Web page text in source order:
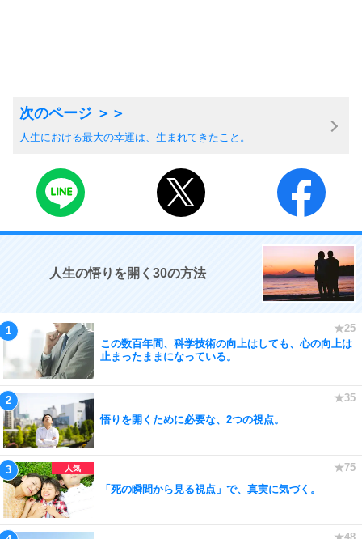
人生における最大の幸運は、生まれてきたこと。
人生の悟りを開く30の方法
この数百年間、科学技術の向上はしても、心の向上は
止まったままになっている。
悟りを開くために必要な、2つの視点。
「死の瞬間から見る視点」で、真実に気づく。